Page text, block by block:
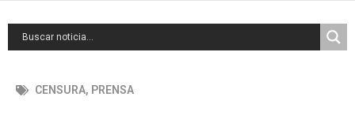
CENSURA, PRENSA